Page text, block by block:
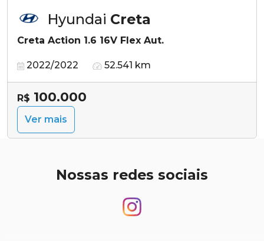
Hyundai Creta
Creta Action 1.6 16V Flex Aut.
2022/2022 52.541 km
R$ 100.000
Ver mais
Nossas redes sociais